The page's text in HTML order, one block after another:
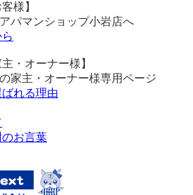
様】
パマンショップ小岩店へ
・オーナー様】
家主・オーナー様専用ページ
ばれる理由
のお言葉